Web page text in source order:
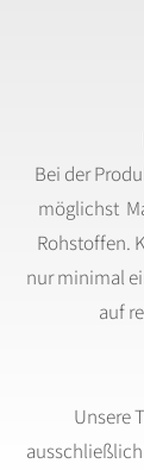
Bei der
möglichst
Rohstoffen.
nur minimal
auf
Unsere